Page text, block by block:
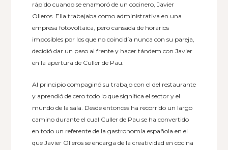
rápido cuando se enamoró de un cocinero, Javier
Olleros. Ella trabajaba como administrativa en una
empresa fotovoltaica, pero cansada de horarios
imposibles por los que no coincidía nunca con su pareja,
decidió dar un paso al frente y hacer tándem con Javier
en la apertura de Culler de Pau.
Al principio compaginó su trabajo con el del restaurante
y aprendió de cero todo lo que significa el sector y el
mundo de la sala. Desde entonces ha recorrido un largo
camino durante el cual Culler de Pau se ha convertido
en todo un referente de la gastronomía española en el
que Javier Olleros se encarga de la creatividad en cocina